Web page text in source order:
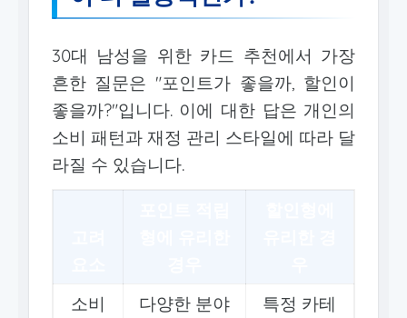
30대 남성을 위한 카드 추천에서 가장
흔한 질문은 "포인트가 좋을까, 할인이
좋을까?"입니다. 이에 대한 답은 개인의
소비 패턴과 재정 관리 스타일에 따라 달
라질 수 있습니다.
소비
다양한 분야
특정 카테